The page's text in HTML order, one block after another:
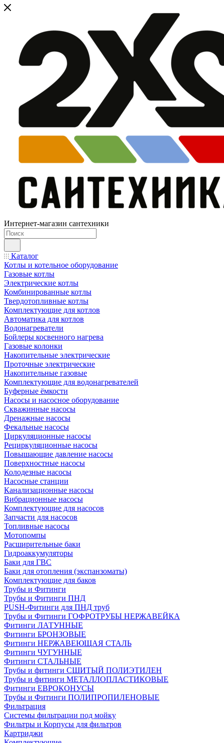
Интернет-магазин сантехники
Каталог
Котлы и котельное оборудование
Газовые котлы
Электрические котлы
Комбинированные котлы
Твердотопливные котлы
Комплектующие для котлов
Автоматика для котлов
Водонагреватели
Бойлеры косвенного нагрева
Газовые колонки
Накопительные электрические
Проточные электрические
Накопительные газовые
Комплектующие для водонагревателей
Буферные ёмкости
Насосы и насосное оборудование
Скважинные насосы
Дренажные насосы
Фекальные насосы
Циркуляционные насосы
Рециркуляционные насосы
Повышающие давление насосы
Поверхностные насосы
Колодезные насосы
Насосные станции
Канализационные насосы
Вибрационные насосы
Комплектующие для насосов
Запчасти для насосов
Топливные насосы
Мотопомпы
Расширительные баки
Гидроаккумуляторы
Баки для ГВС
Баки для отопления (экспанзоматы)
Комплектующие для баков
Трубы и Фитинги
Трубы и Фитинги ПНД
PUSH-Фитинги для ПНД труб
Трубы и Фитинги ГОФРОТРУБЫ НЕРЖАВЕЙКА
Фитинги ЛАТУННЫЕ
Фитинги БРОНЗОВЫЕ
Фитинги НЕРЖАВЕЮЩАЯ СТАЛЬ
Фитинги ЧУГУННЫЕ
Фитинги СТАЛЬНЫЕ
Трубы и фитинги СШИТЫЙ ПОЛИЭТИЛЕН
Трубы и фитинги МЕТАЛЛОПЛАСТИКОВЫЕ
Фитинги ЕВРОКОНУСЫ
Трубы и Фитинги ПОЛИПРОПИЛЕНОВЫЕ
Фильтрация
Системы фильтрации под мойку
Фильтры и Корпусы для фильтров
Картриджи